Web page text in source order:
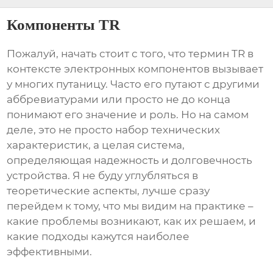
Компоненты TR
Пожалуй, начать стоит с того, что терминTR в
контексте электронных компонентов вызывает
у многих путаницу. Часто его путают с другими
аббревиатурами или просто не до конца
понимают его значение и роль. Но на самом
деле, это не просто набор технических
характеристик, а целая система,
определяющая надежность и долговечность
устройства. Я не буду углубляться в
теоретические аспекты, лучше сразу
перейдем к тому, что мы видим на практике –
какие проблемы возникают, как их решаем, и
какие подходы кажутся наиболее
эффективными.